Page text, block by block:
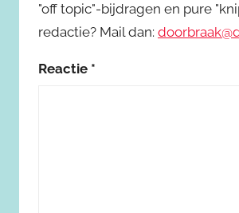
"off topic"-bijdragen en pure
redactie? Mail dan:
Reactie *